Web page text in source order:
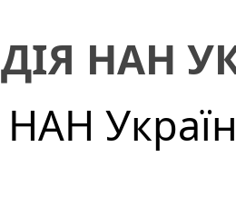
НАН
НАН